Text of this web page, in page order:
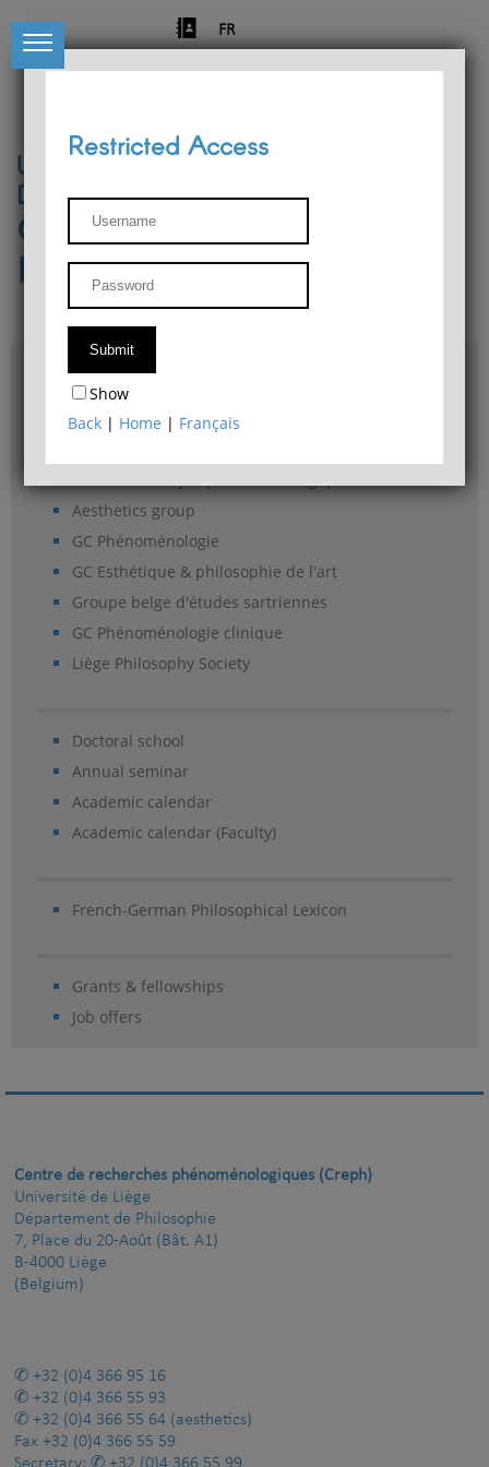
FR
University of Liège
Départment of Philosophy
Center for Phenomenological
Research
Access & maps
Philosophy Department Library
Aesthetics group
GC Phénoménologie
GC Esthétique & philosophie de l'art
Groupe belge d'études sartriennes
GC Phénoménologie clinique
Liège Philosophy Society
Doctoral school
Annual seminar
Academic calendar
Academic calendar (Faculty)
French-German Philosophical Lexicon
Grants & fellowships
Job offers
Restricted Access
Show
Back | Home | Français
Centre de recherches phénoménologiques (Creph)
Université de Liège
Département de Philosophie
7, Place du 20-Août (Bât. A1)
B-4000 Liège
(Belgium)
+32 (0)4 366 95 16
+32 (0)4 366 55 93
+32 (0)4 366 55 64 (aesthetics)
Fax +32 (0)4 366 55 59